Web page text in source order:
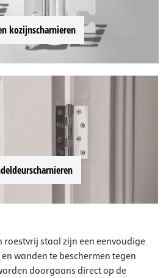
kozijnscharnieren
staal zijn een eenvoudige
wanden te beschermen tegen
doorgaans direct op de